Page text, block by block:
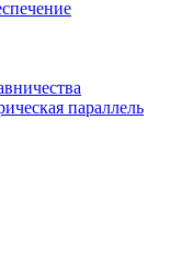
параллель